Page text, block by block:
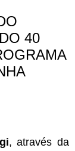
40
, através da